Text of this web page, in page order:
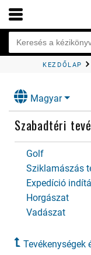
KEZDŐLAP
Magyar
Szabadtéri
Golf
Sziklamászás
Expedíció
Horgászat
Vadászat
Tevékenységek